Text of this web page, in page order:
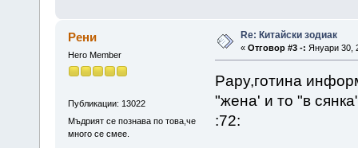
Рени
Hero Member
Публикации: 13022
Мъдрият се познава по това,че
много се смее.
Re: Китайски зодиак
« Отговор #3 -: Януари 30,
Papy,готина
"жена' и то "в
:72: